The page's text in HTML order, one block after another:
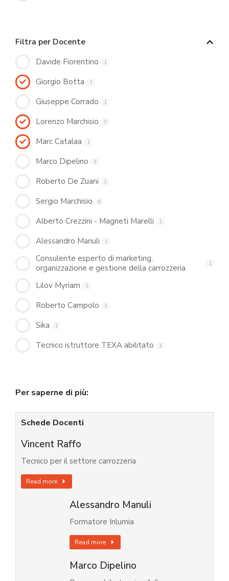
Filtra per Docente
Davide Fiorentino 1
Giorgio Botta 1
Giuseppe Corrado 1
Lorenzo Marchisio 3
Marc Catalaa 1
Marco Dipelino 3
Roberto De Zuani 1
Sergio Marchisio 6
Alberto Crezzini - Magneti Marelli 1
Alessandro Manuli 1
Consulente esperto di marketing,
organizzazione e gestione della carrozzeria
1
Lilov Myriam 1
Roberto Campolo 1
Sika 1
Tecnico istruttore TEXA abilitato 1
Per saperne di più:
Schede Docenti
Vincent Raffo
Tecnico per il settore carrozzeria
Read more
Alessandro Manuli
Formatore Inlumia
Read more
Marco Dipelino